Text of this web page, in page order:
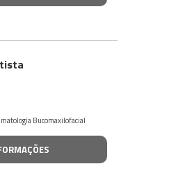
Bucomaxilofacial